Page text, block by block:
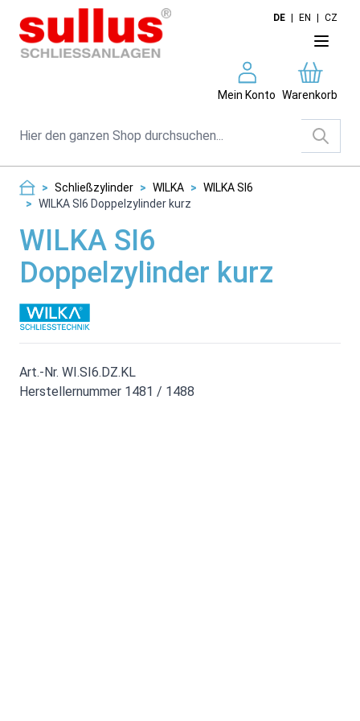
Direkt zum Inhalt
DE EN CZ
Mein Konto Warenkorb
Suche
> Schließzylinder > WILKA > WILKA SI6
> WILKA SI6 Doppelzylinder kurz
WILKA SI6
Doppelzylinder kurz
Art.-Nr. WI.SI6.DZ.KL
Herstellernummer 1481 / 1488